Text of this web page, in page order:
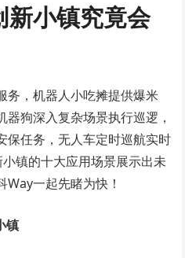
新小镇究竟会
务，机器人小吃摊提供爆米
狗深入复杂场景执行巡逻，
保任务，无人车定时巡航实时
镇的十大应用场景展示出未
一起先睹为快！
镇